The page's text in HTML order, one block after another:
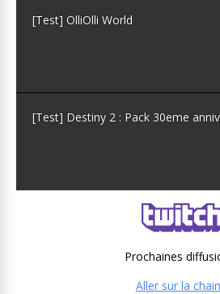
[Test] OlliOlli World
[Test] Destiny 2 : Pack 30eme
Prochaines
Aller sur la